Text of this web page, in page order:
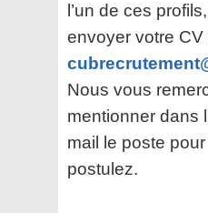
l’un de ces
envoyer votre CV
Nous vous
mentionner dans
mail le poste
postulez.